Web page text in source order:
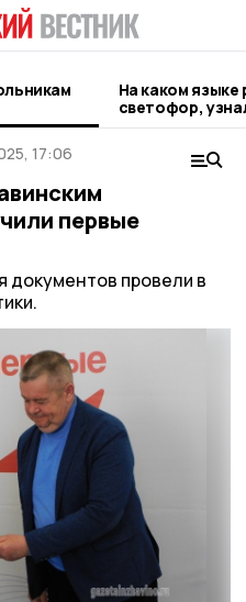
На каком языке
светофор,
17:06
первые
провели в